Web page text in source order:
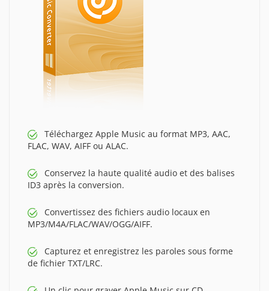
Téléchargez Apple Music au format MP3, AAC,
FLAC, WAV, AIFF ou ALAC.
Conservez la haute qualité audio et des balises
ID3 après la conversion.
Convertissez des fichiers audio locaux en
MP3/M4A/FLAC/WAV/OGG/AIFF.
Capturez et enregistrez les paroles sous forme
de fichier TXT/LRC.